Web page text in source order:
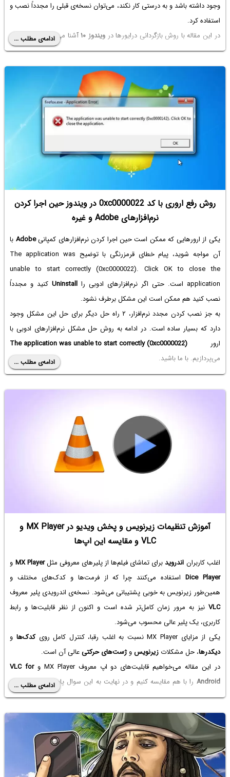
وجود داشته باشد و به درستی کار نکند، می‌توان نسخه‌ی قبلی را مجدداً نصب و
استفاده کرد.
در این مقاله با روش بازگردانی درایورها درویندوز ۱۰
آشنا می‌شویم که از طریق
Device Managerصورت می‌گیرد. با ما باشید.
ادامه‌ی مطلب ...
روش رفع اروری با کد 0xc0000022 در ویندوز حین اجرا کردن
نرم‌افزارهای Adobe و غیره
یکی از ارورهایی که ممکن است حین اجرا کردن نرم‌افزارهای کمپانیAdobe با
آن مواجه شوید، پیام خطای قرمز‌رنگی با توضیح The application was
unable to start correctly (0xc0000022). Click OK to close the
application است. حتی اگر نرم‌افزارهای ادوبی را
Uninstallکنید و مجدداً
نصب کنید هم ممکن است این مشکل برطرف نشود.
به جز نصب کردن مجدد نرم‌افزار، ۲ راه حل دیگر برای حل این مشکل وجود
دارد که بسیار ساده است. در ادامه به روش حل مشکل نرم‌افزارهای ادوبی با
ارور The application was unable to start correctly (0xc0000022)
می‌پردازیم. با ما باشید.
ادامه‌ی مطلب ...
آموزش تنظیمات زیرنویس و پخش ویدیو در MX Player و
VLC و مقایسه این اپ‌ها
اغلب کاربران اندرویدبرای تماشای فیلم‌ها از پلیرهای معروفی مثلMX Player و
Dice Player استفاده می‌کنند چرا که از فرمت‌ها و کدک‌های مختلف و
همین‌طور زیرنویس به خوبی پشتیبانی می‌شود. نسخه‌ی اندرویدی پلیر معروف
VLC نیز به مرور زمان کامل‌تر شده است و اکنون از نظر قابلیت‌ها و رابط
کاربری، یک پلیر عالی محسوب می‌شود.
یکی از مزایای MX Player نسبت به اغلب رقبا، کنترل کامل روی
کدک‌ها و
دیکدرها، حل مشکلاتزیرنویسوژست‌های حرکتیعالی آن است.
در این مقاله می‌خواهیم قابلیت‌های دو اپ معروف MX Player و
VLC for
Android را با هم مقایسه کنیم و در نهایت به این سوال پاسخ دهیم که کدام
پلیر برای تماشای فیلم در اندروید، بهترین است و آیا می‌توان به جای MX
Player و پلیرهای محبوب و قدیمی اندروید، از VLC استفاده کرد یا خیر. با ما
باشید.
ادامه‌ی مطلب ...